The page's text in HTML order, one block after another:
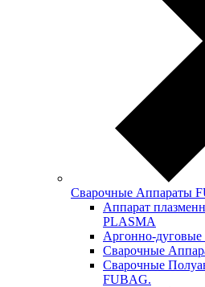
Сварочные Аппараты
Аппарат
PLASMA
Аргонно-
Сварочные
Сварочные
FUBAG.